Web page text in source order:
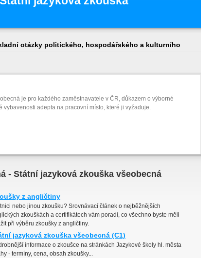
otázky politického, hospodářského a kulturního
je pro každého zaměstnavatele v ČR, důkazem o výborné
vybavenosti adepta na pracovní místo, které ji vyžaduje.
- Státní jazyková zkouška všeobecná
z angličtiny
nebo jinou zkoušku? Srovnávací článek o nejběžnějších
zkouškách a certifikátech vám poradí, co všechno byste měli
při výběru zkoušky z angličtiny.
jazyková zkouška všeobecná (C1)
informace o zkoušce na stránkách Jazykové školy hl. města
- termíny, cena, obsah zkoušky...